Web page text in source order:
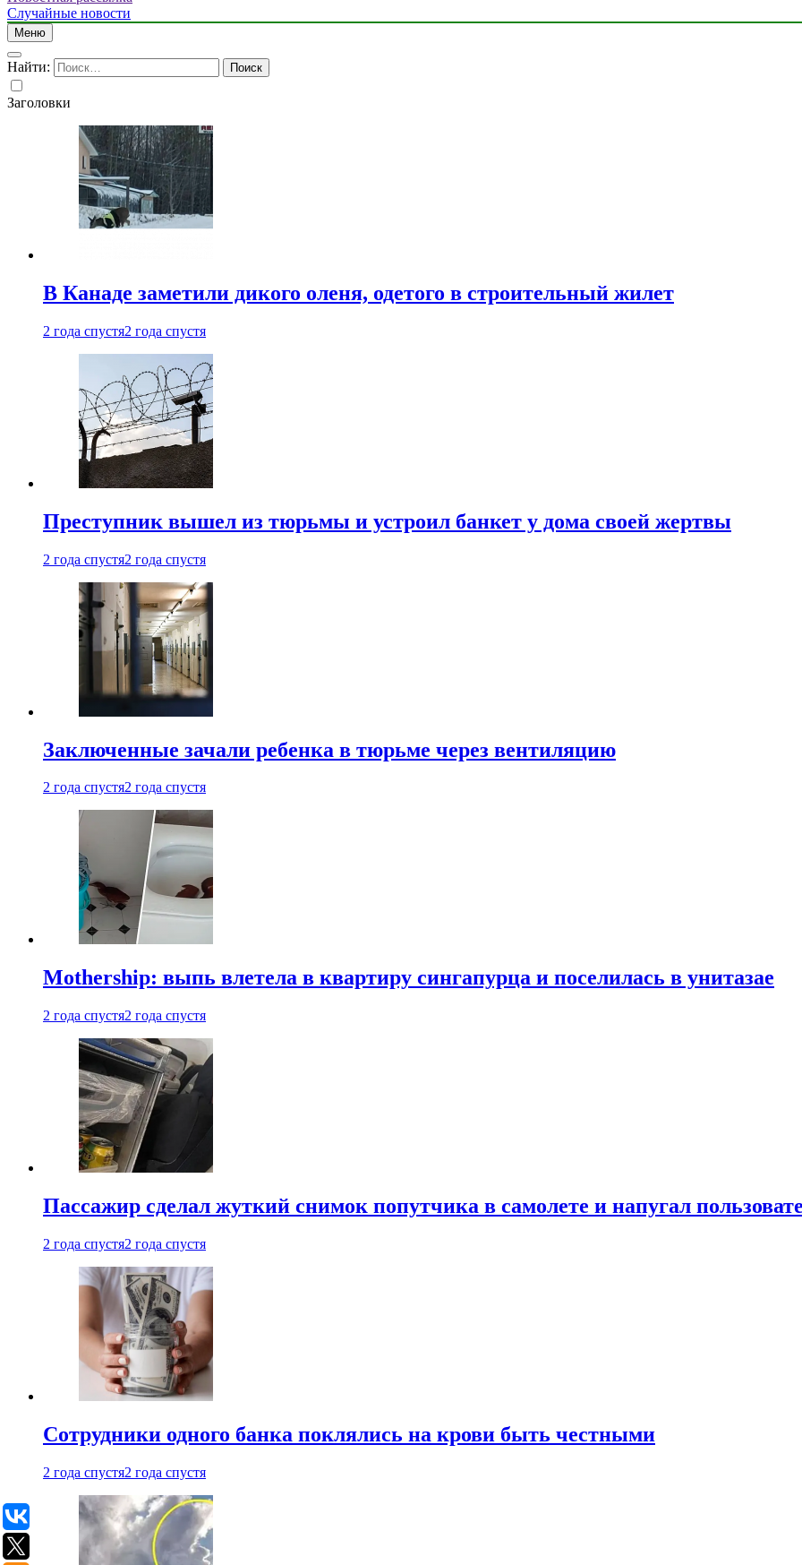
Случайные новости
Меню
Найти:
Заголовки
В Канаде заметили дикого оленя, одетого в строительный жилет
2 года спустя2 года спустя
Преступник вышел из тюрьмы и устроил банкет у дома своей жертвы
2 года спустя2 года спустя
Заключенные зачали ребенка в тюрьме через вентиляцию
2 года спустя2 года спустя
Mothership: выпь влетела в квартиру сингапурца и поселилась в унитазае
2 года спустя2 года спустя
Пассажир сделал жуткий снимок попутчика в самолете и напугал
2 года спустя2 года спустя
Сотрудники одного банка поклялись на крови быть честными
2 года спустя2 года спустя